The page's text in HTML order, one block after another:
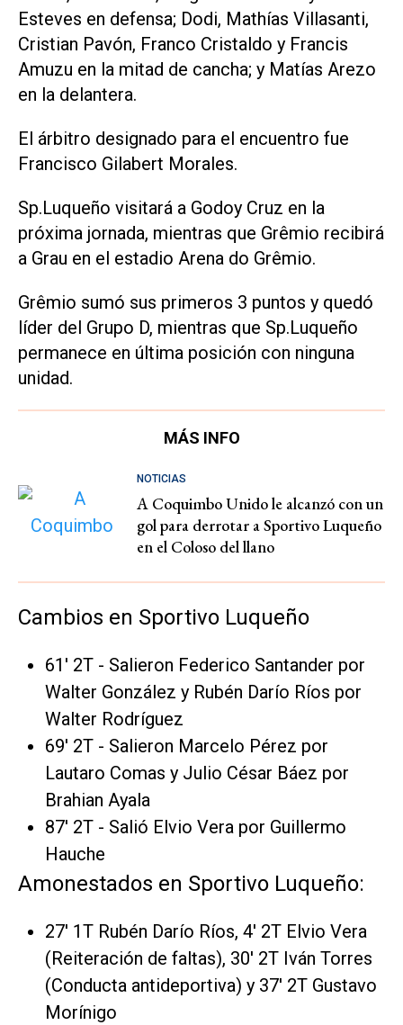
Esteves en defensa; Dodi, Mathías Villasanti,
Cristian Pavón, Franco Cristaldo y Francis
Amuzu en la mitad de cancha; y Matías Arezo
en la delantera.
El árbitro designado para el encuentro fue
Francisco Gilabert Morales.
Sp.Luqueño visitará a Godoy Cruz en la
próxima jornada, mientras que Grêmio recibirá
a Grau en el estadio Arena do Grêmio.
Grêmio sumó sus primeros 3 puntos y quedó
líder del Grupo D, mientras que Sp.Luqueño
permanece en última posición con ninguna
unidad.
MÁS INFO
NOTICIAS
A Coquimbo Unido le alcanzó con un
gol para derrotar a Sportivo Luqueño
en el Coloso del llano
Cambios en Sportivo Luqueño
61' 2T - Salieron Federico Santander por
Walter González y Rubén Darío Ríos por
Walter Rodríguez
69' 2T - Salieron Marcelo Pérez por
Lautaro Comas y Julio César Báez por
Brahian Ayala
87' 2T - Salió Elvio Vera por Guillermo
Hauche
Amonestados en Sportivo Luqueño:
27' 1T Rubén Darío Ríos, 4' 2T Elvio Vera
(Reiteración de faltas), 30' 2T Iván Torres
(Conducta antideportiva) y 37' 2T Gustavo
Morínigo